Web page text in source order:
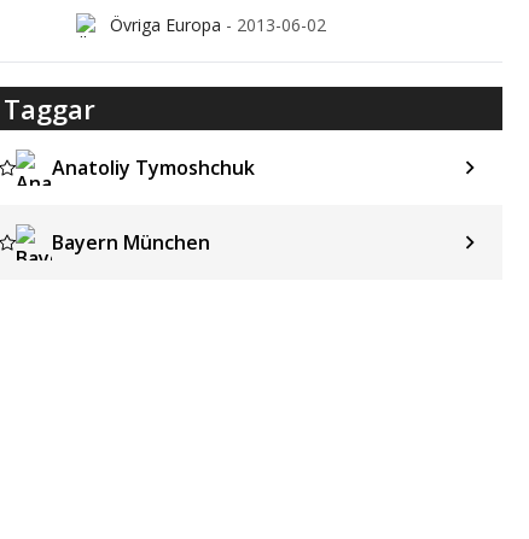
Övriga Europa - 2013-06-02
Taggar
Anatoliy Tymoshchuk
Bayern München